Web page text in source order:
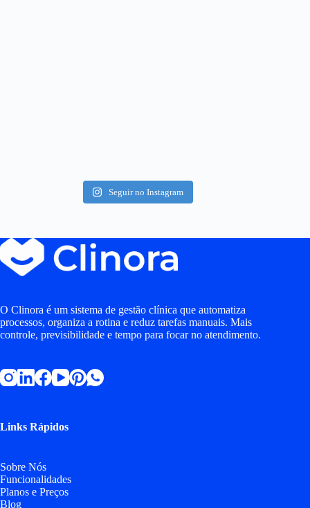
Seguir no Instagram
O Clinora é um sistema de gestão clínica que automatiza
processos, organiza a rotina e reduz tarefas manuais. Mais
controle, previsibilidade e tempo para focar no atendimento.
Links Rápidos
Sobre Nós
Funcionalidades
Planos e Preços
Blog